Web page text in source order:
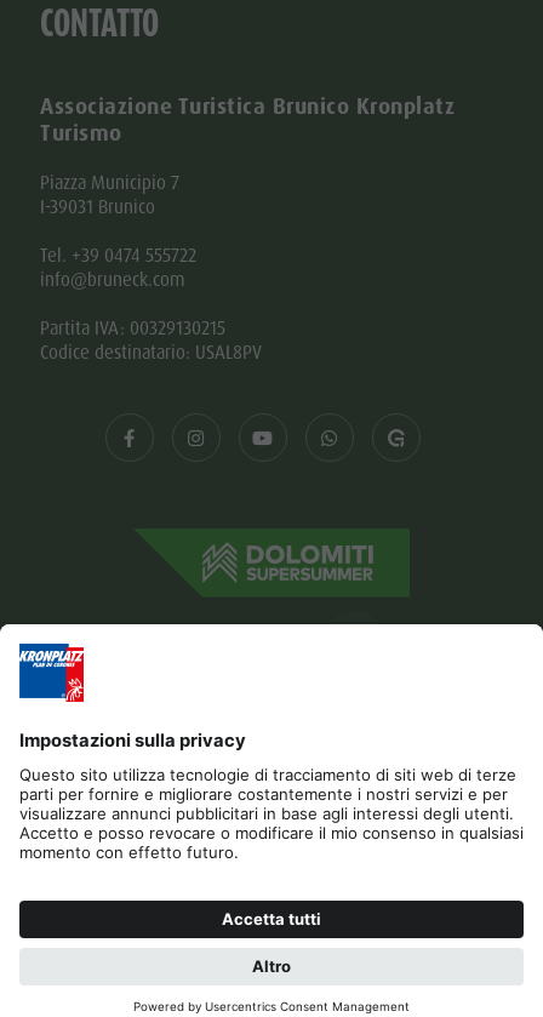
RICHIESTA
CONTATTO
Associazione Turistica Brunico Kronplatz
Turismo
Piazza Municipio 7
I-39031 Brunico
Tel. +39 0474 555722
info@bruneck.com
Partita IVA: 00329130215
Codice destinatario: USAL8PV
Editoria Privacy Dichiarazione di accessibilità